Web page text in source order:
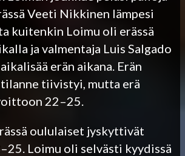
Veeti Nikkinen lämpesi
kuitenkin Loimu oli erässä
ja valmentaja Luis Salgado
erän aikana. Erän
tiivistyi, mutta erä
22–25.
oululaiset jyskyttivät
Loimu oli selvästi kyydissä